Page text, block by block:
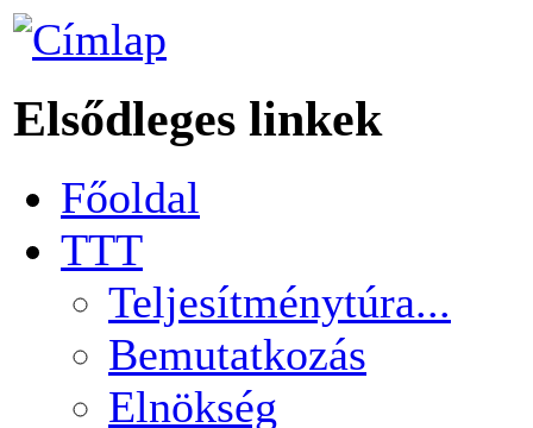
Elsődleges linkek
Főoldal
TTT
Teljesítménytúra...
Bemutatkozás
Elnökség